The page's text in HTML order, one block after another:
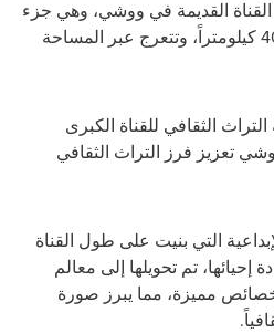
في عام 2014. تمتد القناة القديمة في ووشي، وهي جزء
من القناة الكبرى، لأكثر من 40 كيلومتراً، وتتعرج عبر المساحة
الثقافي للقناة الكبرى
تعزيز فرز التراث الثقافي
التي بنيت على طول القناة
تم تحويلها إلى معالم
خصائص مميزة، مما يبرز صورة